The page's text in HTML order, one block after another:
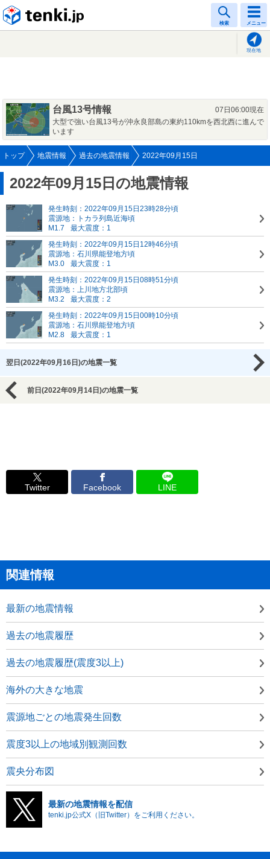
検索 メニュー
現在地
台風13号情報
07日06:00現在
大型で強い台風13号が沖永良部島の東約110kmを西北西に進んで
います
トップ 地震情報 過去の地震情報 2022年09月15日
2022年09月15日の地震情報
発生時刻：2022年09月15日23時28分頃
震源地：トカラ列島近海頃
M1.7
最大震度：1
発生時刻：2022年09月15日12時46分頃
震源地：石川県能登地方頃
M3.0
最大震度：1
発生時刻：2022年09月15日08時51分頃
震源地：上川地方北部頃
M3.2
最大震度：2
発生時刻：2022年09月15日00時10分頃
震源地：石川県能登地方頃
M2.8
最大震度：1
翌日(2022年09月16日)の地震一覧
前日(2022年09月14日)の地震一覧
Twitter Facebook LINE
関連情報
最新の地震情報
過去の地震履歴
過去の地震履歴(震度3以上)
海外の大きな地震
震源地ごとの地震発生回数
震度3以上の地域別観測回数
震央分布図
最新の地震情報を配信
tenki.jp公式X（旧Twitter）をご利用ください。